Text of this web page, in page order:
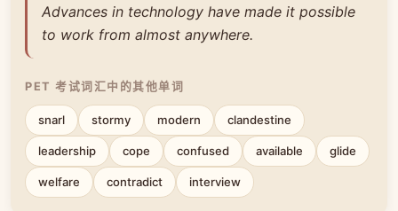
Advances in technology have made it possible
to work from almost anywhere.
PET 考试词汇中的其他单词
snarl stormy modern clandestine
leadership cope confused available glide
welfare contradict interview